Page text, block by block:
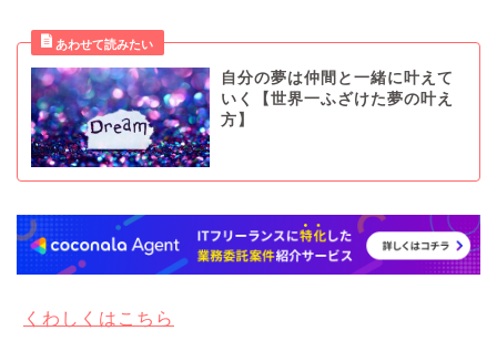
自分の夢は仲間と一緒に叶えて
いく【世界一ふざけた夢の叶え
方】
くわしくはこちら